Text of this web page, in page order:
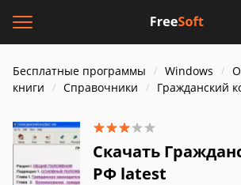
Бесплатные программы Windows
книги
Справочники Гражданский
Скачать
РФ latest